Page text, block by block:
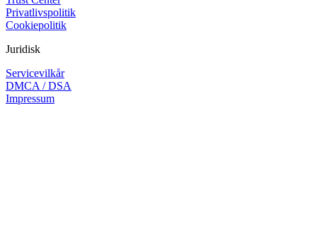
Privatlivspolitik
Cookiepolitik
Juridisk
Servicevilkår
DMCA / DSA
Impressum